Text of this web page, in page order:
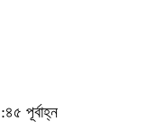
পূর্বাহ্ন